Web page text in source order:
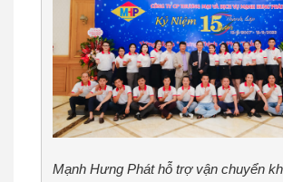
Mạnh Hưng Phát hỗ trợ vận chuyển